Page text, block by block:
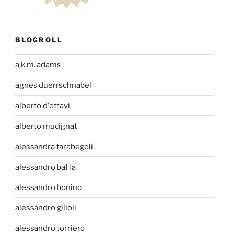
BLOGROLL
a.k.m. adams
agnes duerrschnabel
alberto d'ottavi
alberto mucignat
alessandra farabegoli
alessandro baffa
alessandro bonino
alessandro gilioli
alessandro torriero